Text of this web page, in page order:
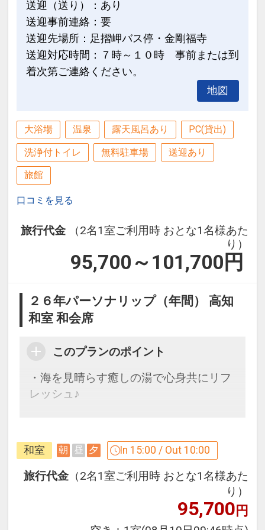
送迎（送り）：あり
送迎事前連絡：要
送迎先場所：足摺岬バス停・金剛福寺
送迎対応時間：７時～１０時 事前または到
着次第ご連絡ください。
地図
大浴場 温泉 露天風呂あり PC(貸出)
洗浄付トイレ 無料駐車場 送迎あり
旅館
口コミを見る
旅行代金
（2名1室ご利用時 おとな1名様あた
り）
95,700～101,700 円
２６年パーソナリップ（年間） 高知
和室 和会席
このプランのポイント
・海を見晴らす癒しの湯で心身共にリフ
レッシュ♪
★足摺スターウォッチング
余計な光の無い場所で見る“満天の星
空”は思わず言葉を失います！
自然の造形「白山洞門」まで歩く、朝食
前のウォーキング♪
和室 朝 昼 夕 In 15:00 / Out 10:00
旅行代金 （2名1室ご利用時 おとな1名様あた
り）
95,700円